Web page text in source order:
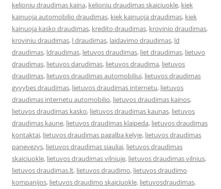
kelionių draudimas kaina, kelioniu draudimas skaiciuokle, kiek
kainuoja automobilio draudimas, kiek kainuoja draudimas, kiek
kainuoja kasko draudimas, kredito draudimas, krovinio draudimas,
kroviniu draudimas, l draudimas, laidavimo draudimas, ld
draudimas, ldraudimas, letuvos draudimas, liet draudimas, lietuvo
draudimas, lietuvos darudimas, lietuvos draudima, lietuvos
draudimas, lietuvos draudimas automobiliui, lietuvos draudimas
gyvybes draudimas, lietuvos draudimas internetu, lietuvos
draudimas internetu automobilio, lietuvos draudimas kainos,
lietuvos draudimas kasko, lietuvos draudimas kaunas, lietuvos
draudimas kaune, lietuvos draudimas klaipeda, lietuvos draudimas
kontaktai, lietuvos draudimas pagalba kelyje, lietuvos draudimas
panevezys, lietuvos draudimas siauliai, lietuvos draudimas
skaiciuokle, lietuvos draudimas vilniuje, lietuvos draudimas vilnius,
lietuvos draudimas.lt, lietuvos draudimo, lietuvos draudimo
kompanijos, lietuvos draudimo skaiciuokle, lietuvosdraudimas,